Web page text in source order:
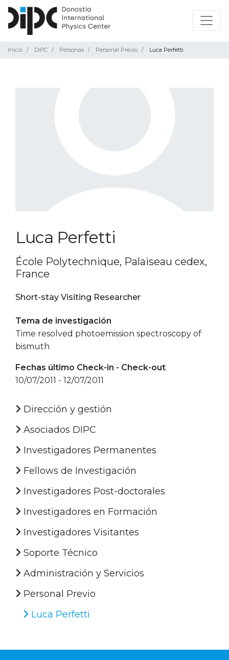
Inicio DIPC Personas Personal Previo Luca Perfetti
Luca Perfetti
École Polytechnique, Palaiseau cedex,
France
Short-stay Visiting Researcher
Tema de investigación
Time resolved photoemission spectroscopy of
bismuth
Fechas último Check-in - Check-out
10/07/2011 - 12/07/2011
Dirección y gestión
Asociados DIPC
Investigadores Permanentes
Fellows de Investigación
Investigadores Post-doctorales
Investigadores en Formación
Investigadores Visitantes
Soporte Técnico
Administración y Servicios
Personal Previo
Luca Perfetti